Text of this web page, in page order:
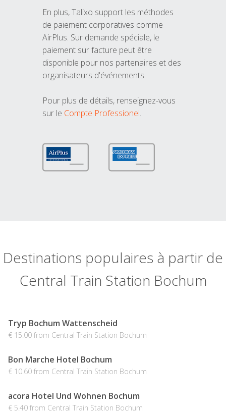
En plus, Talixo support les méthodes
de paiement corporatives comme
AirPlus. Sur demande spéciale, le
paiement sur facture peut être
disponible pour nos partenaires et des
organisateurs d'événements.
Pour plus de détails, renseignez-vous
sur le Compte Professionel.
Destinations populaires à partir de
Central Train Station Bochum
Tryp Bochum Wattenscheid
€ 15.00 from Central Train Station Bochum
Bon Marche Hotel Bochum
€ 10.60 from Central Train Station Bochum
acora Hotel Und Wohnen Bochum
€ 5.40 from Central Train Station Bochum